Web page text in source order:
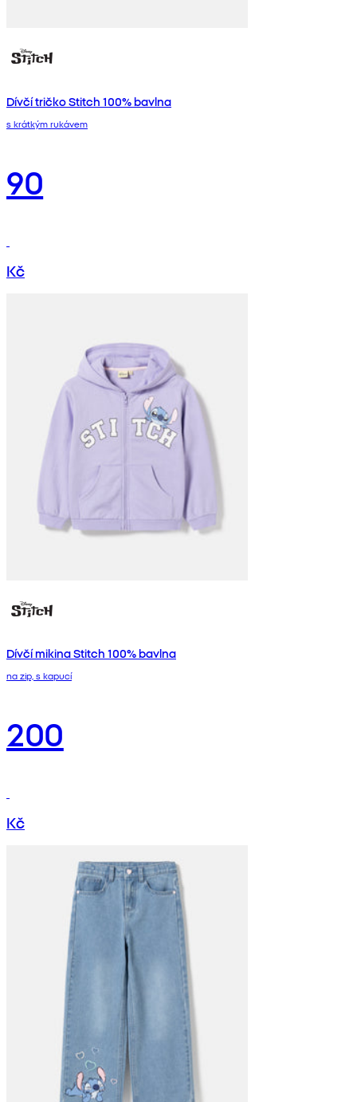
Dívčí tričko Stitch 100% bavlna
s krátkým rukávem
90
Kč
Dívčí mikina Stitch 100% bavlna
na zip, s kapucí
200
Kč